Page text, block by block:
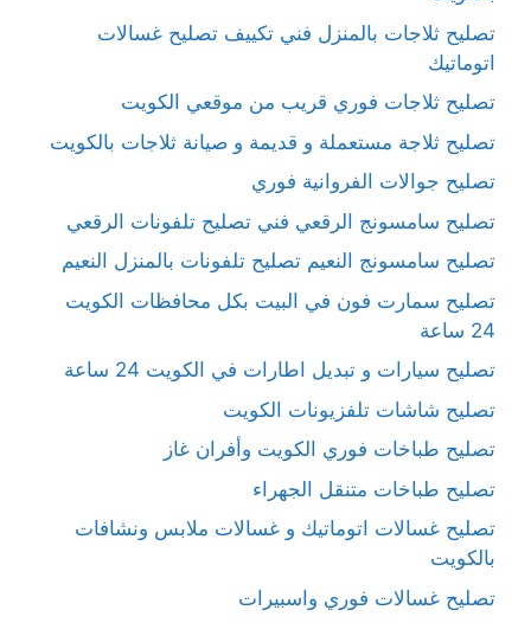
تصليح ثلاجات بالمنزل فني تكييف تصليح غسالات
اتوماتيك
تصليح ثلاجات فوري قريب من موقعي الكويت
تصليح ثلاجة مستعملة و قديمة و صيانة ثلاجات بالكويت
تصليح جوالات الفروانية فوري
تصليح سامسونج الرقعي فني تصليح تلفونات الرقعي
تصليح سامسونج النعيم تصليح تلفونات بالمنزل النعيم
تصليح سمارت فون في البيت بكل محافظات الكويت
24 ساعة
تصليح سيارات و تبديل اطارات في الكويت 24 ساعة
تصليح شاشات تلفزيونات الكويت
تصليح طباخات فوري الكويت وأفران غاز
تصليح طباخات متنقل الجهراء
تصليح غسالات اتوماتيك و غسالات ملابس ونشافات
بالكويت
تصليح غسالات فوري واسبيرات